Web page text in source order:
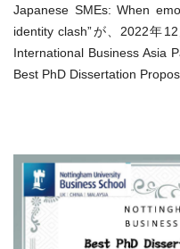
Japanese SMEs: When
identity clash”が、2022年
International Business Asia
Best PhD Dissertation